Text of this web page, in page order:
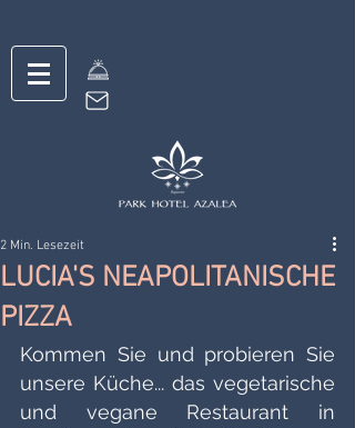
LUCIA'S NEAPOLITANISCHE
PIZZA
2 Min. Lesezeit
Kommen Sie und probieren Sie
unsere Küche... das vegetarische
und vegane Restaurant in